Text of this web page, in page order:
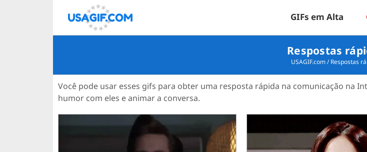
GIFs em Alta
Respostas
USAGIF.com/Respostas
Você pode usar esses gifs para obter uma resposta rápida na comunicação na
humor com eles e animar a conversa.